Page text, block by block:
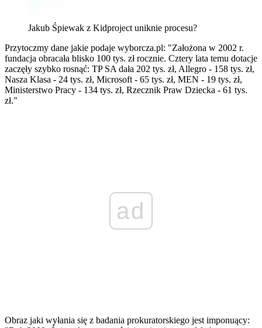
Jakub Śpiewak z Kidproject uniknie procesu?
Przytoczmy dane jakie podaje wyborcza.pl: "Założona w 2002 r.
fundacja obracała blisko 100 tys. zł rocznie. Cztery lata temu dotacje
zaczęły szybko rosnąć: TP SA dała 202 tys. zł, Allegro - 158 tys. zł,
Nasza Klasa - 24 tys. zł, Microsoft - 65 tys. zł, MEN - 19 tys. zł,
Ministerstwo Pracy - 134 tys. zł, Rzecznik Praw Dziecka - 61 tys.
zł."
ad
Obraz jaki wyłania się z badania prokuratorskiego jest imponuący: